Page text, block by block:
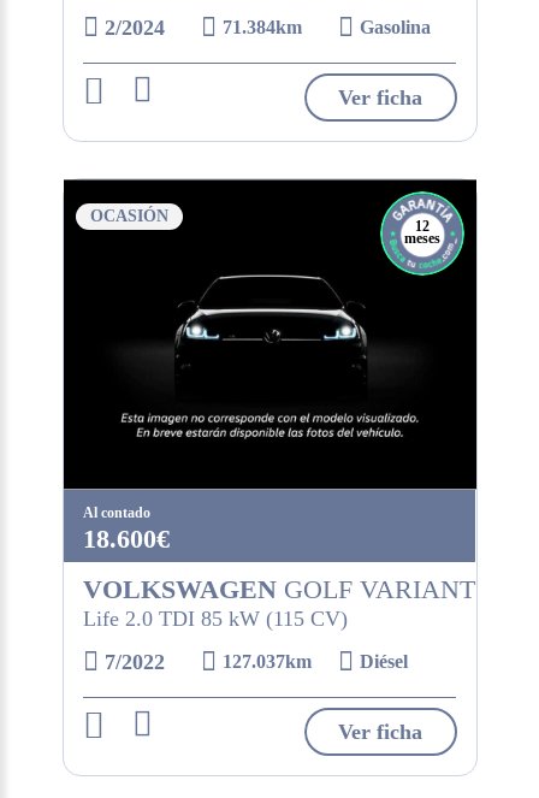
2/2024
71.384km Gasolina
Ver ficha
OCASIÓN
12
meses
Al contado
18.600€
VOLKSWAGENGOLF VARIANT
Life 2.0 TDI 85 kW (115 CV)
7/2022
127.037km Diésel
Ver ficha